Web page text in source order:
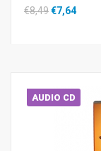
€8,49€7,64
AUDIO CD